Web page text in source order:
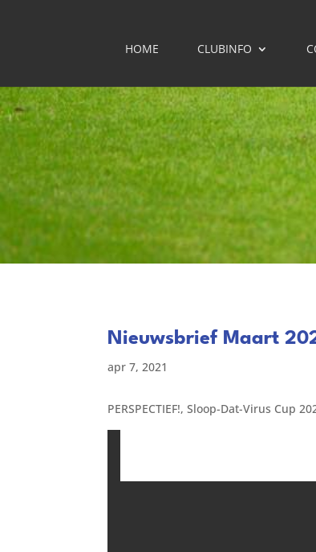
HOME CLUBINFO
Nieuwsbrief Maart
apr 7, 2021
PERSPECTIEF!, Sloop-Dat-Virus Cup